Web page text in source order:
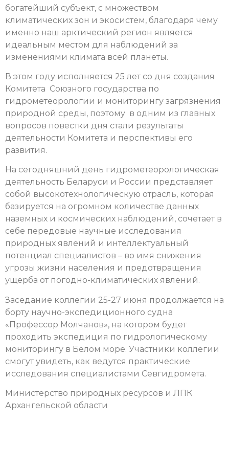
богатейший субъект, с множеством
климатических зон и экосистем, благодаря чему
именно наш арктический регион является
идеальным местом для наблюдений за
изменениями климата всей планеты.
В этом году исполняется 25 лет со дня создания
Комитета Союзного государства по
гидрометеорологии и мониторингу загрязнения
природной среды, поэтому в одним из главных
вопросов повестки дня стали результаты
деятельности Комитета и перспективы его
развития.
На сегодняшний день гидрометеорологическая
деятельность Беларуси и России представляет
собой высокотехнологическую отрасль, которая
базируется на огромном количестве данных
наземных и космических наблюдений, сочетает в
себе передовые научные исследования
природных явлений и интеллектуальный
потенциал специалистов – во имя снижения
угрозы жизни населения и предотвращения
ущерба от погодно-климатических явлений.
Заседание коллегии 25-27 июня продолжается на
борту научно-экспедиционного судна
«Профессор Молчанов», на котором будет
проходить экспедиция по гидрологическому
мониторингу в Белом море. Участники коллегии
смогут увидеть, как ведутся практические
исследования специалистами Севгидромета.
Министерство природных ресурсов и ЛПК
Архангельской области